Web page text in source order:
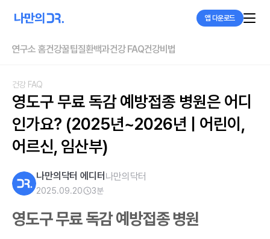
앱 다운로드
연구소 홈건강꿀팁질환백과건강 FAQ건강비법
건강 FAQ
영도구 무료 독감 예방접종 병원은 어디
인가요? (2025년~2026년 | 어린이,
어르신, 임산부)
나만의닥터 에디터 나만의닥터
2025.09.20 3분
영도구 무료 독감 예방접종 병원